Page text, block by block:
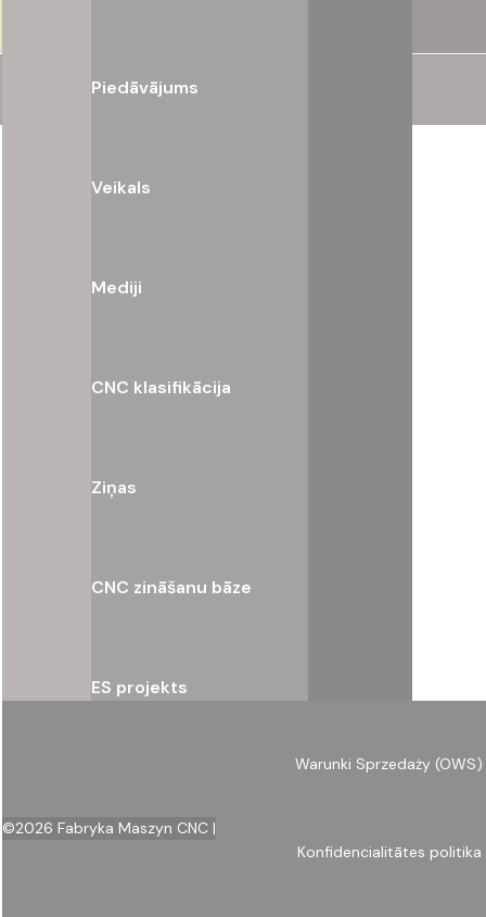
Piedāvājums
Veikals
Mediji
CNC klasifikācija
Ziņas
CNC zināšanu bāze
ES projekts
©2026 Fabryka Maszyn CNC |
Warunki Sprzedaży (OWS)
Konfidencialitātes politika